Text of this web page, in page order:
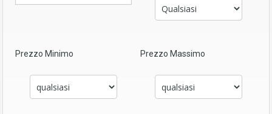
Prezzo Minimo Prezzo Massimo